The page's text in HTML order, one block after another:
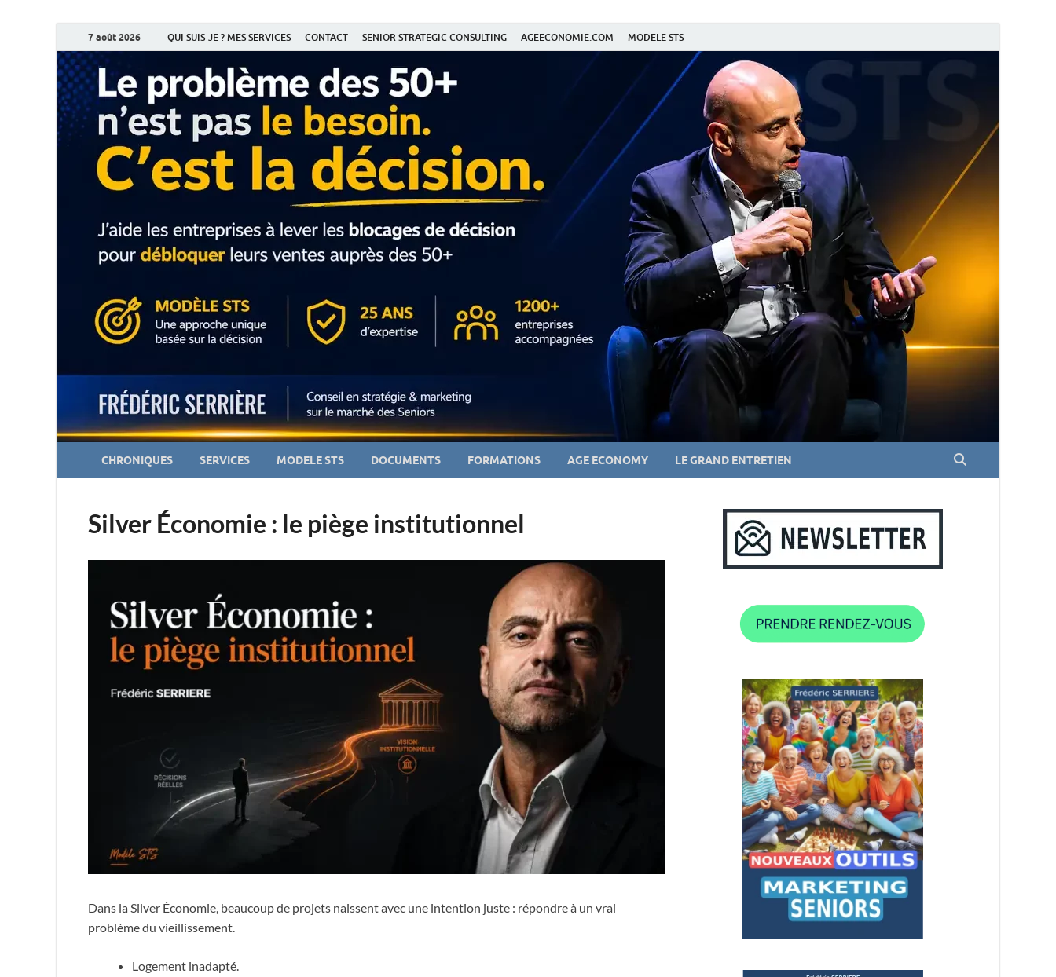
7 août 2026 QUI SUIS-JE ? MES SERVICES CONTACT SENIOR STRATEGIC CONSULTING AGEECONOMIE.COM MODELE STS
CHRONIQUES SERVICES MODELE STS DOCUMENTS FORMATIONS AGE ECONOMY LE GRAND ENTRETIEN
Silver Économie : le piège institutionnel
Dans la Silver Économie, beaucoup de projets naissent avec une intention juste : répondre à un vrai
problème du vieillissement.
Logement inadapté.